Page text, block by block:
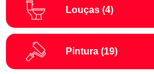
Louças (4)
Pintura (19)